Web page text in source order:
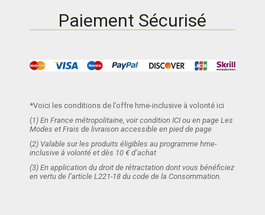
Paiement Sécurisé
*Voici les conditions de l’offre hme-inclusive à volonté ici
(1) En France métropolitaine, voir condition ICI ou en page Les
Modes et Frais de livraison accessible en pied de page
(2) Valable sur les produits éligibles au programme hme-
inclusive à volonté et dès 10 € d’achat
(3) En application du droit de rétractation dont vous bénéficiez
en vertu de l’article L221-18 du code de la Consommation.